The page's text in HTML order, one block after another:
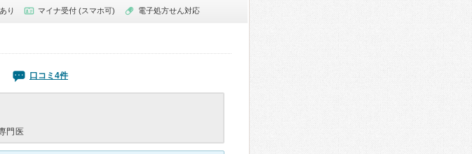
り マイナ受付 (スマホ可) 電子処方せん対応
口コミ4件
門医